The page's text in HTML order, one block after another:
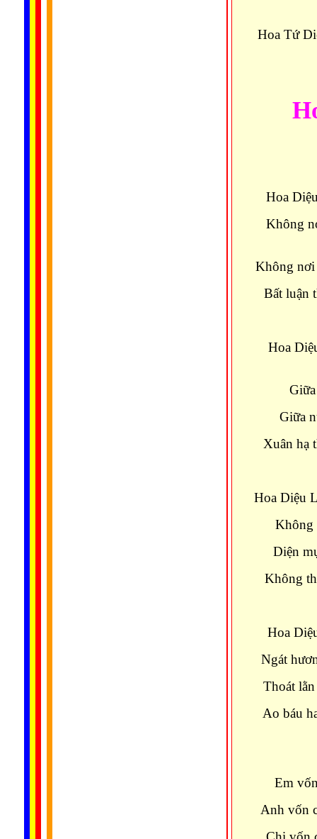
Hoa Tứ
Hoa
Không
Không nơi
Bất luận
Hoa
Giữa
Xuân hạ
Hoa Diệu
Không
Diện
Không
Hoa
Ngát
Thoát
Ao báu
Em
Anh vốn